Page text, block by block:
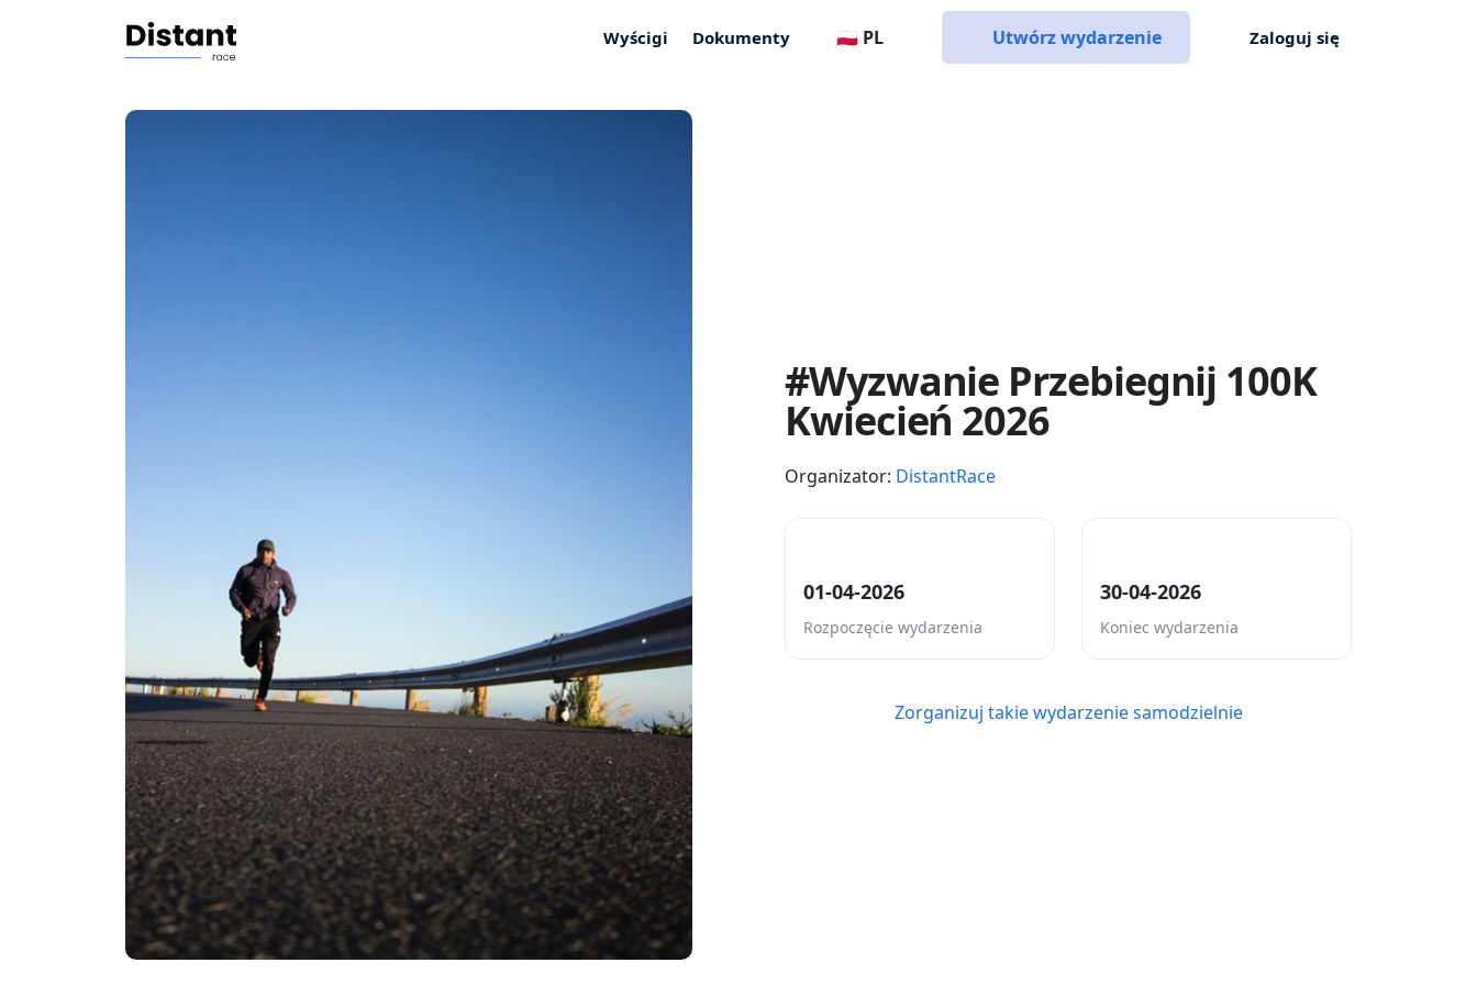
Wyścigi Dokumenty 🇵🇱 PL Utwórz wydarzenie Zaloguj się
#Wyzwanie Przebiegnij 100K
Kwiecień 2026
Organizator: DistantRace
01-04-2026
Rozpoczęcie wydarzenia
30-04-2026
Koniec wydarzenia
Zorganizuj takie wydarzenie samodzielnie